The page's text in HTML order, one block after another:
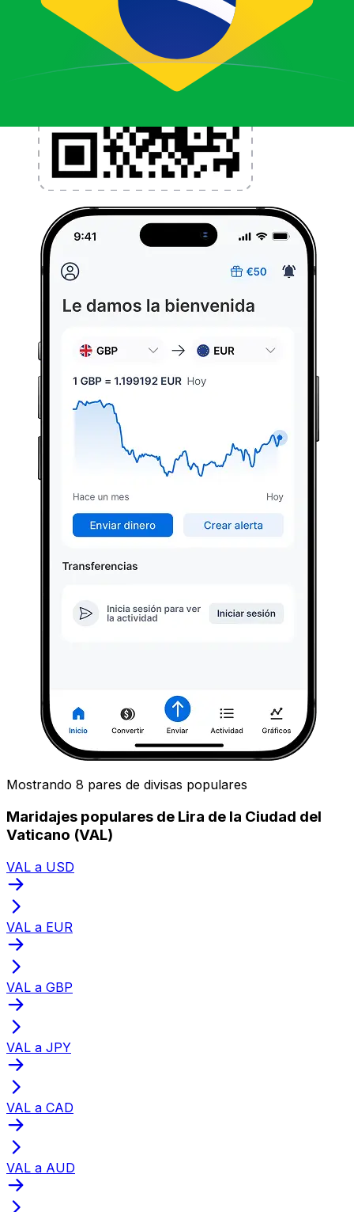
Mostrando 8 pares de divisas populares
Maridajes populares de Lira de la Ciudad del
Vaticano (VAL)
VAL a USD
VAL a EUR
VAL a GBP
VAL a JPY
VAL a CAD
VAL a AUD